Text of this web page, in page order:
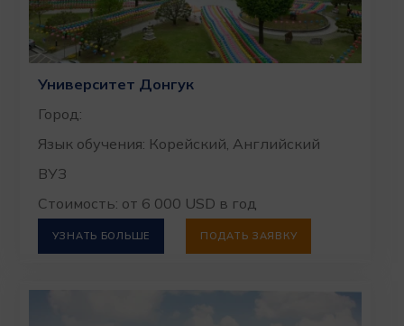
Университет Донгук
Город:
Язык обучения: Корейский, Английский
ВУЗ
Стоимость: от 6 000 USD в год
УЗНАТЬ БОЛЬШЕ ПОДАТЬ ЗАЯВКУ